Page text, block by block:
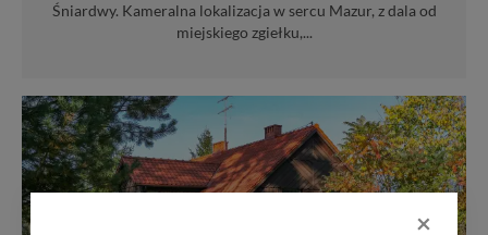
Śniardwy. Kameralna lokalizacja w sercu Mazur, z dala od
miejskiego zgiełku,...
×